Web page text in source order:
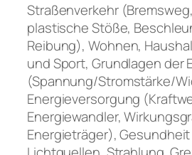
Straßenverkehr
plastische Stöße,
Reibung), Wohnen,
und Sport, Grundlagen der
(Spannung/Stromstärke/
Energieversorgung
Energiewandler,
Energieträger), Gesundheit